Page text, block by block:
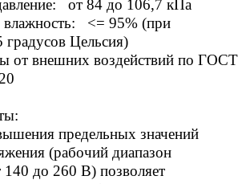
от 84 до 106,7 кПа
влажность: <= 95% (при
градусов Цельсия)
от внешних воздействий по ГОСТ
предельных значений
(рабочий диапазон
140 до 260 В) позволяет